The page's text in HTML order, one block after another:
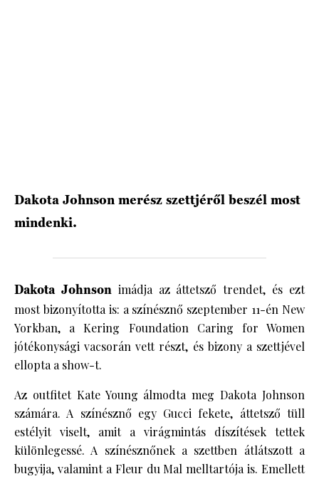
Dakota Johnson merész szettjéről beszél most
mindenki.
Dakota Johnson imádja az áttetsző trendet, és ezt
most bizonyította is: a színésznő szeptember 11-én New
Yorkban, a Kering Foundation Caring for Women
jótékonysági vacsorán vett részt, és bizony a szettjével
ellopta a show-t.
Az outfitet Kate Young álmodta meg Dakota Johnson
számára. A színésznő egy Gucci fekete, áttetsző tüll
estélyit viselt, amit a virágmintás díszítések tettek
különlegessé. A színésznőnek a szettben átlátszott a
bugyija, valamint a Fleur du Mal melltartója is. Emellett